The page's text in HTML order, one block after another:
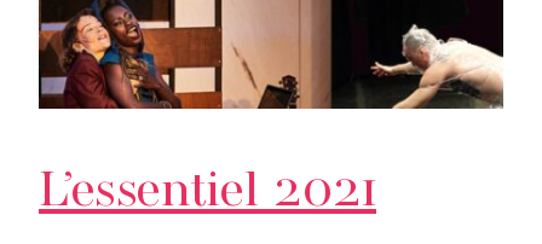
L’essentiel 2021